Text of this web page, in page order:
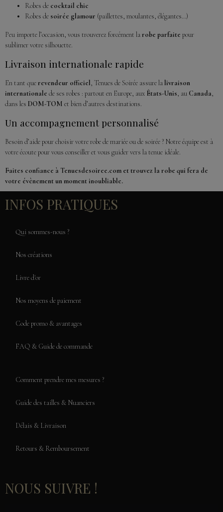
Robes de cocktail chic
Robes de soirée glamour (paillettes, moulantes, élégantes…)
Peu importe l’occasion, vous trouverez forcément larobe parfaite pour
sublimer votre silhouette.
Livraison internationale rapide
En tant querevendeur officiel, Tenues de Soirée assure lalivraison
internationale de ses robes : partout en Europe, aux États-Unis, au Canada,
dans les DOM-TOM et bien d’autres destinations.
Un accompagnement personnalisé
Besoin d’aide pour choisir votre robe de mariée ou de soirée ? Notre équipe est à
votre écoute pour vous conseiller et vous guider vers la tenue idéale.
Faites confiance à Tenuesdesoiree.com et trouvez la robe qui fera de
votre évènement un moment inoubliable.
INFOS PRATIQUES
Qui sommes-nous ?
Nos créations
Livre d'or
Nos moyens de paiement
Code promo & avantages
FAQ & Guide de commande
Comment prendre mes mesures ?
Guide des tailles & Nuanciers
Délais & Livraison
Retours & Remboursement
NOUS SUIVRE !